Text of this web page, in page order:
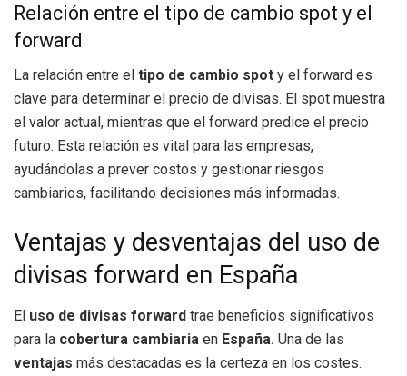
Relación entre el tipo de cambio spot y el
forward
La relación entre el tipo de cambio spot y el forward es
clave para determinar el precio de divisas. El spot muestra
el valor actual, mientras que el forward predice el precio
futuro. Esta relación es vital para las empresas,
ayudándolas a prever costos y gestionar riesgos
cambiarios, facilitando decisiones más informadas.
Ventajas y desventajas del uso de
divisas forward en España
El uso de divisas forward trae beneficios significativos
para la cobertura cambiaria en España. Una de las
ventajas más destacadas es la certeza en los costes.